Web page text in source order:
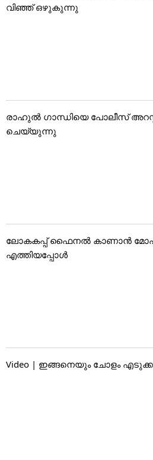
വിഞ്ഞ് ഒഴുകുന്നു
രാഹുൽ ഗാന്ധിയെ പോലീസ്
ചെയ്യുന്നു
ലോകകപ്പ് ഫൈനൽ കാണാൻ
എത്തിയപ്പോൾ
Video | ഇങ്ങനെയും ചോളം